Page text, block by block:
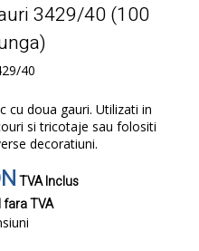
3429/40 (100
40
cu doua gauri. Utilizati in
si tricotaje sau folositi
decoratiuni.
TVA Inclus
fara TVA